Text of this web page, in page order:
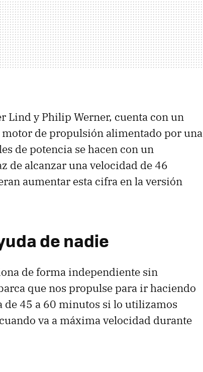
Lind y Philip Werner, cuenta con un
de propulsión alimentado por una
de potencia se hacen con un
de alcanzar una velocidad de 46
aumentar esta cifra en la versión
de nadie
de forma independiente sin
que nos propulse para ir haciendo
45 a 60 minutos si lo utilizamos
va a máxima velocidad durante